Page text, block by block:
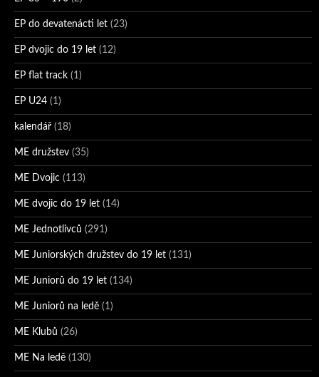
EP do devatenácti let (23)
EP dvojic do 19 let (12)
EP flat track (1)
EP U24 (1)
kalendář (18)
ME družstev (35)
ME Dvojic (113)
ME dvojic do 19 let (14)
ME Jednotlivců (291)
ME Juniorských družstev do 19 let (131)
ME Juniorů do 19 let (134)
ME Juniorů na ledě (1)
ME Klubů (26)
ME Na ledě (130)